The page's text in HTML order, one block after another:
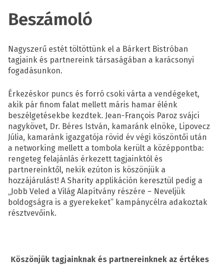
Beszámoló
Nagyszerű estét töltöttünk el a Bárkert Bistróban
tagjaink és partnereink társaságában a karácsonyi
fogadásunkon.
Érkezéskor puncs és forró csoki várta a vendégeket,
akik pár finom falat mellett máris hamar élénk
beszélgetésekbe kezdtek. Jean-François Paroz svájci
nagykövet, Dr. Béres István, kamaránk elnöke, Lipovecz
Júlia, kamaránk igazgatója rövid év végi köszöntői után
a networking mellett a tombola került a középpontba:
rengeteg felajánlás érkezett tagjainktól és
partnereinktől, nekik ezúton is köszönjük a
hozzájárulást! A Sharity applikáción keresztül pedig a
„Jobb Veled a Világ Alapítvány részére – Neveljük
boldogságra is a gyerekeket” kampánycélra adakoztak
résztvevőink.
Köszönjük tagjainknak és partnereinknek az értékes